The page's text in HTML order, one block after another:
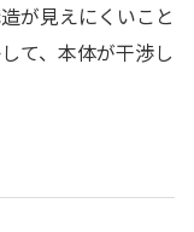
が見えにくいこと
て、本体が干渉し